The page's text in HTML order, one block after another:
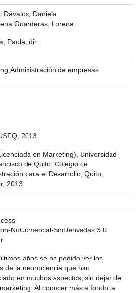
Dávalos, Daniela
Guarderas, Lorena
Paola, dir.
de empresas
2013
en Marketing), Universidad
de Quito, Colegio de
para el Desarrollo, Quito,
2013.
NoComercial-SinDerivadas 3.0
años se ha podido ver los
de la neurociencia que han
en muchos aspectos, sin dejar de
Al conocer más a fondo la